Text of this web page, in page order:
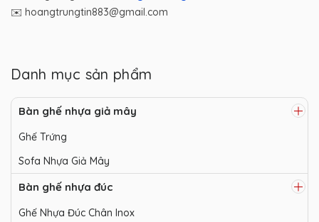
✉️ hoangtrungtin883@gmail.com
Danh mục sản phẩm
Bàn ghế nhựa giả mây
Ghế Trứng
Sofa Nhựa Giả Mây
Bàn ghế nhựa đúc
Ghế Nhựa Đúc Chân Inox